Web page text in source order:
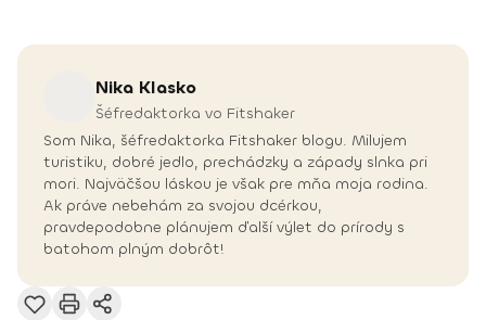
Nika Klasko
Šéfredaktorka vo Fitshaker
Som Nika, šéfredaktorka Fitshaker blogu. Milujem
turistiku, dobré jedlo, prechádzky a západy slnka pri
mori. Najväčšou láskou je však pre mňa moja rodina.
Ak práve nebehám za svojou dcérkou,
pravdepodobne plánujem ďalší výlet do prírody s
batohom plným dobrôt!